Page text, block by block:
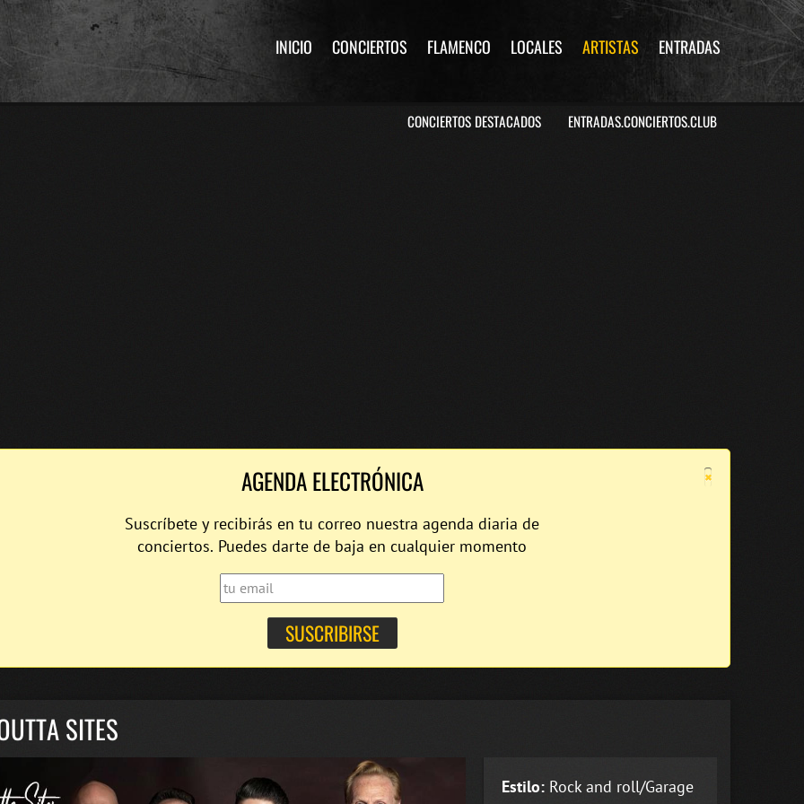
INICIO CONCIERTOS FLAMENCO LOCALES ARTISTAS ENTRADAS
CONCIERTOS DESTACADOS ENTRADAS.CONCIERTOS.CLUB
×
AGENDA ELECTRÓNICA
Suscríbete y recibirás en tu correo nuestra agenda diaria de
conciertos. Puedes darte de baja en cualquier momento
SITES
Estilo: Rock and roll/Garage